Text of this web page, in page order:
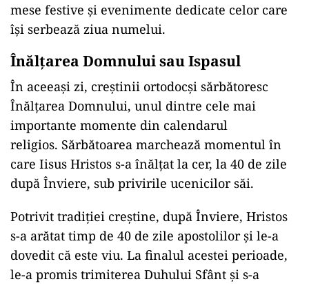
mese festive și evenimente dedicate celor care
își serbează ziua numelui.
Înălțarea Domnului sau Ispasul
În aceeași zi, creștinii ortodocși sărbătoresc
Înălțarea Domnului, unul dintre cele mai
importante momente din calendarul
religios. Sărbătoarea marchează momentul în
care Iisus Hristos s-a înălțat la cer, la 40 de zile
după Înviere, sub privirile ucenicilor săi.
Potrivit tradiției creștine, după Înviere, Hristos
s-a arătat timp de 40 de zile apostolilor și le-a
dovedit că este viu. La finalul acestei perioade,
le-a promis trimiterea Duhului Sfânt și s-a